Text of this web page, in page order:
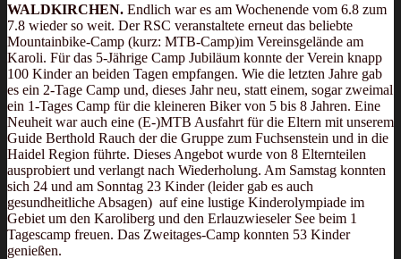
WALDKIRCHEN. Endlich war es am Wochenende vom 6.8 zum
7.8 wieder so weit. Der RSC veranstaltete erneut das beliebte
Mountainbike-Camp (kurz: MTB-Camp)im Vereinsgelände am
Karoli. Für das 5-Jährige Camp Jubiläum konnte der Verein knapp
100 Kinder an beiden Tagen empfangen. Wie die letzten Jahre gab
es ein 2-Tage Camp und, dieses Jahr neu, statt einem, sogar zweimal
ein 1-Tages Camp für die kleineren Biker von 5 bis 8 Jahren. Eine
Neuheit war auch eine (E-)MTB Ausfahrt für die Eltern mit unserem
Guide Berthold Rauch der die Gruppe zum Fuchsenstein und in die
Haidel Region führte. Dieses Angebot wurde von 8 Elternteilen
ausprobiert und verlangt nach Wiederholung. Am Samstag konnten
sich 24 und am Sonntag 23 Kinder (leider gab es auch
gesundheitliche Absagen) auf eine lustige Kinderolympiade im
Gebiet um den Karoliberg und den Erlauzwieseler See beim 1
Tagescamp freuen. Das Zweitages-Camp konnten 53 Kinder
genießen.